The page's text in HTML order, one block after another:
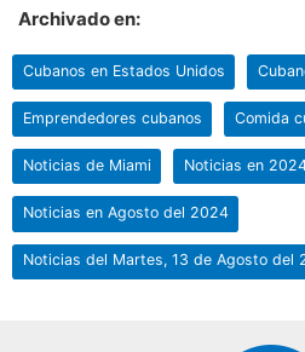
Archivado en:
Cubanos en Estados Unidos
Emprendedores cubanos Comida
Noticias de Miami Noticias en
Noticias en Agosto del 2024
Noticias del Martes, 13 de Agosto del